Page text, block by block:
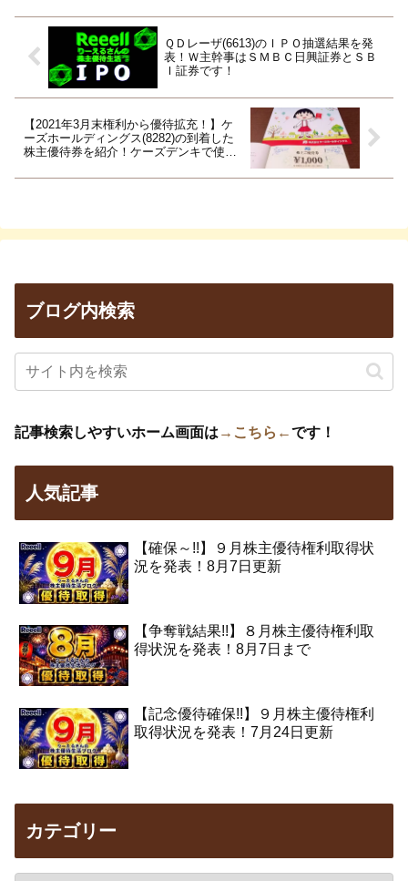
ＱＤレーザ(6613)のＩＰＯ抽選結果を発
表！Ｗ主幹事はＳＭＢＣ日興証券とＳＢ
Ｉ証券です！
【2021年3月末権利から優待拡充！】ケ
ーズホールディングス(8282)の到着した
株主優待券を紹介！ケーズデンキで使え
ブログ内検索
記事検索しやすいホーム画面は →こちら←です！
人気記事
【確保～!!】９月株主優待権利取得状
況を発表！8月7日更新
【争奪戦結果!!】８月株主優待権利取
得状況を発表！8月7日まで
【記念優待確保!!】９月株主優待権利
取得状況を発表！7月24日更新
カテゴリー